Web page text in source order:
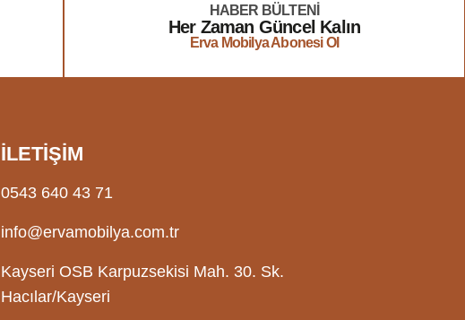
HABER BÜLTENİ
Her Zaman Güncel Kalın
Erva Mobilya Abonesi Ol
İLETİŞİM
0543 640 43 71
info@ervamobilya.com.tr
Kayseri OSB Karpuzsekisi Mah. 30. Sk.
Hacılar/Kayseri